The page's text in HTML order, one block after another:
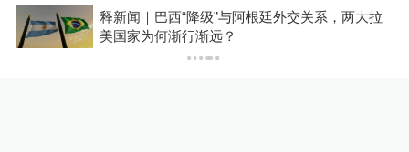
韩国“超高龄社会”切面：40℃国家灾难状态下，
2400名首尔老人还在巷子里收废纸
沪ICP证：沪B2-20170116 | 沪ICP备14003370号
互联网新闻信息服务许可证：31120170006
沪公网安备 31010602000299号